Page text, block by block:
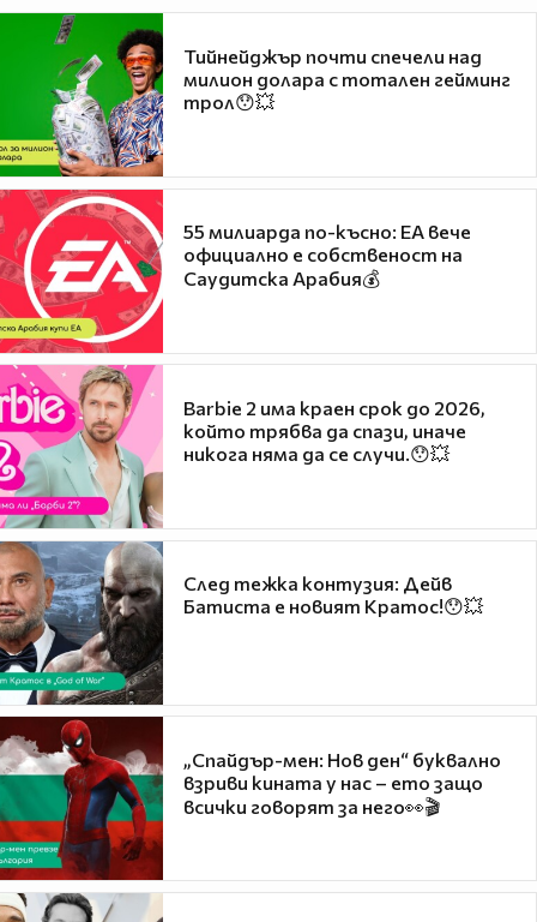
Тийнейджър почти спечели над
милион долара с тотален гейминг
трол😯💥
55 милиарда по-късно: EA вече
официално е собственост на
Саудитска Арабия💰
Barbie 2 има краен срок до 2026,
който трябва да спази, иначе
никога няма да се случи.😯💥
След тежка контузия: Дейв
Батиста е новият Кратос!😯💥
„Спайдър-мен: Нов ден“ буквално
взриви кината у нас – ето защо
всички говорят за него👀🎬